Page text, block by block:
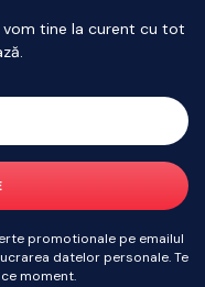
tine la curent cu tot
promotionale pe emailul
datelor personale. Te
moment.